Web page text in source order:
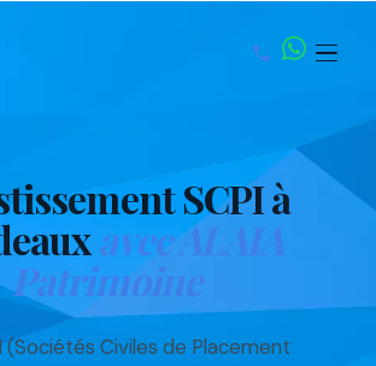
SCPI à
avec ALAIA
Patrimoine
(Sociétés Civiles de Placement